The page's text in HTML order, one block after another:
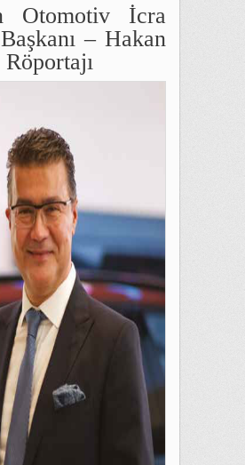
Otomotiv İcra
– Hakan